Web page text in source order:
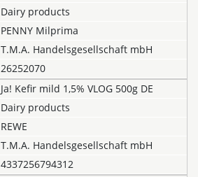
Dairy products
PENNY Milprima
T.M.A. Handelsgesellschaft mbH
26252070
Ja! Kefir mild 1,5% VLOG 500g DE
Dairy products
REWE
T.M.A. Handelsgesellschaft mbH
4337256794312